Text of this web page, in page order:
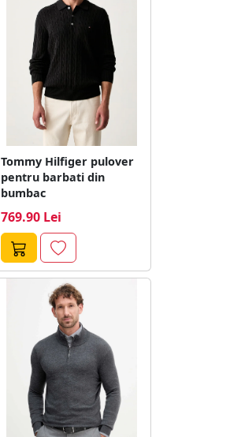
Tommy Hilfiger pulover
pentru barbati din
bumbac
769.90 Lei